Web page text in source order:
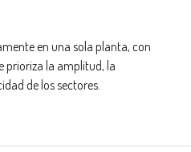
en una sola planta, con
prioriza la amplitud, la
de los sectores.